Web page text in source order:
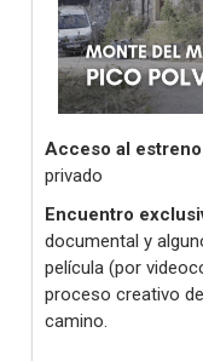
Acceso al
privado
Encuentro
documental y
película (por
proceso creativo
camino.